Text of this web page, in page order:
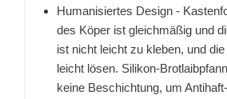
Humanisiertes Design -
des Köper ist gleichmäßig und
ist nicht leicht zu kleben, und
leicht lösen. Silikon-
keine Beschichtung, um